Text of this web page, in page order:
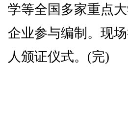
学等全国多家重点
企业参与编制。现
人颁证仪式。(完)